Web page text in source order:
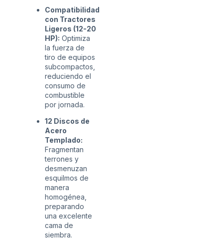
Compatibilidad
con Tractores
Ligeros (12-20
HP): Optimiza
la fuerza de
tiro de equipos
subcompactos,
reduciendo el
consumo de
combustible
por jornada.
12 Discos de
Acero
Templado:
Fragmentan
terrones y
desmenuzan
esquilmos de
manera
homogénea,
preparando
una excelente
cama de
siembra.